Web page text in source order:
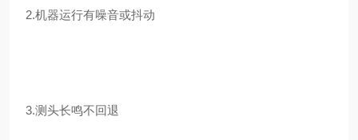
2.机器运行有噪音或抖动
3.测头长鸣不回退